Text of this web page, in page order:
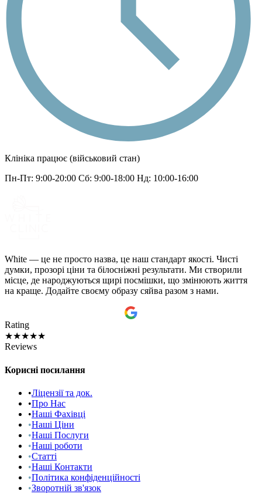
Клініка працює (військовий стан)
Пн-Пт: 9:00-20:00 Сб: 9:00-18:00 Нд: 10:00-16:00
White — це не просто назва, це наш стандарт якості. Чисті
думки, прозорі ціни та білосніжні результати. Ми створили
місце, де народжуються щирі посмішки, що змінюють життя
на краще. Додайте своєму образу сяйва разом з нами.
Rating
★★★★★
Reviews
Корисні посилання
•Ліцензії та док.
•Про Нас
•Наші Фахівці
•Наші Ціни
•Наші Послуги
•Наші роботи
•Статті
•Наші Контакти
•Політика конфіденційності
•Зворотній зв'язок